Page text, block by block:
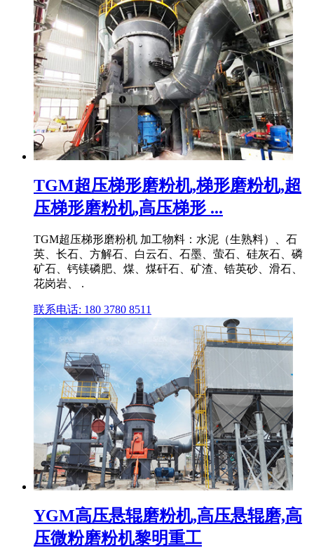
TGM超压梯形磨粉机,梯形磨粉机,超
压梯形磨粉机,高压梯形 ...
TGM超压梯形磨粉机 加工物料：水泥（生熟料）、石
英、长石、方解石、白云石、石墨、萤石、硅灰石、磷
矿石、钙镁磷肥、煤、煤矸石、矿渣、锆英砂、滑石、
花岗岩、 .
联系电话: 180 3780 8511
YGM高压悬辊磨粉机,高压悬辊磨,高
压微粉磨粉机黎明重工